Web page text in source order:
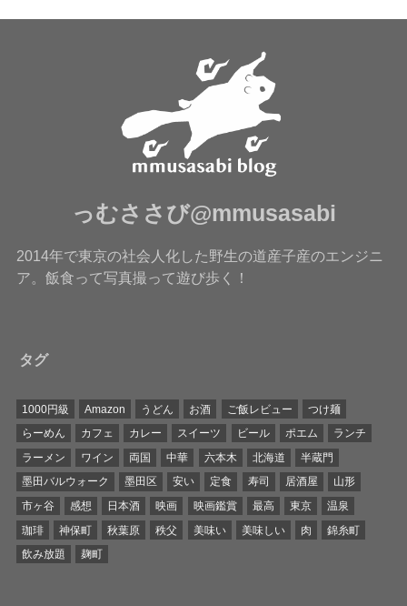
っむささび@mmusasabi
2014年で東京の社会人化した野生の道産子産のエンジニ
ア。飯食って写真撮って遊び歩く！
タグ
1000円級 Amazon うどん お酒 ご飯レビュー
つけ麺
らーめん
カフェ カレー スイーツ ビール ポエム
ランチ
ラーメン
ワイン 両国 中華 六本木 北海道
半蔵門
墨田バルウォーク
墨田区 安い 定食 寿司 居酒屋
山形
市ヶ谷
感想 日本酒 映画 映画鑑賞 最高 東京
温泉
珈琲
神保町 秋葉原 秩父 美味い 美味しい 肉
錦糸町
飲み放題
麹町